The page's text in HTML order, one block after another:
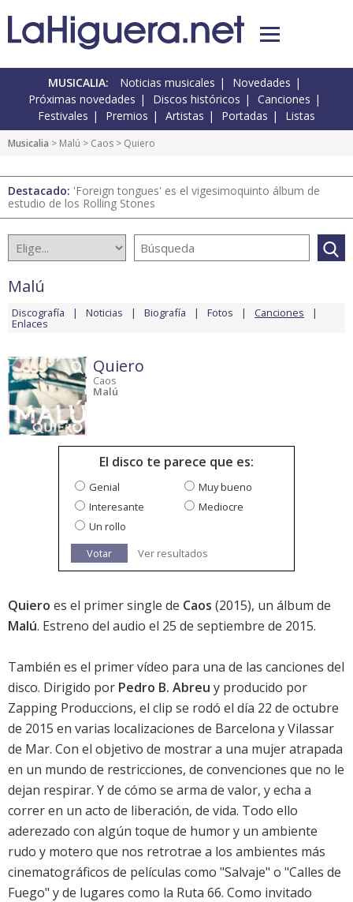
MUSICALIA: Noticias musicales
Novedades
Próximas novedades
Discos históricos
Canciones
Festivales
Premios Artistas Portadas Listas
Musicalia > Malú > Caos > Quiero
Destacado: 'Foreign tongues' es el vigesimoquinto álbum de
estudio de los Rolling Stones
Malú
Discografía Noticias Biografía Fotos Canciones
Enlaces
Quiero
Caos
Malú
El disco te parece que es:
Genial
Muy bueno
Interesante
Mediocre
Un rollo
Votar
Ver resultados
Quiero es el primer single de Caos (2015), un álbum de
Malú. Estreno del audio el 25 de septiembre de 2015.
También es el primer vídeo para una de las canciones del
disco. Dirigido por Pedro B. Abreu y producido por
Zapping Produccions, el clip se rodó el día 22 de octubre
de 2015 en varias localizaciones de Barcelona y Vilassar
de Mar. Con el objetivo de mostrar a una mujer atrapada
en un mundo de restricciones, de convenciones que no le
dejan respirar. Y de cómo se arma de valor, y echa a
correr en un acto de liberación, de vida. Todo ello
aderezado con algún toque de humor y un ambiente
rudo y motero que nos retrotrae a los ambientes más
cinematográficos de películas como "Salvaje" o "Calles de
Fuego" y de lugares como la Ruta 66. Como invitado